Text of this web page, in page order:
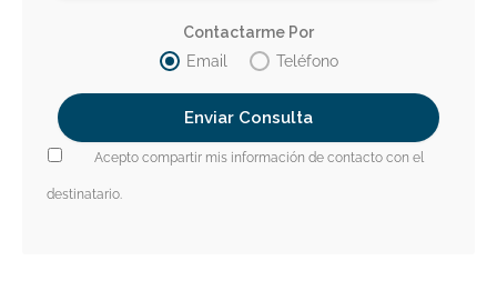
Contactarme Por
Email
Teléfono
Acepto compartir mis información de contacto con el
destinatario.